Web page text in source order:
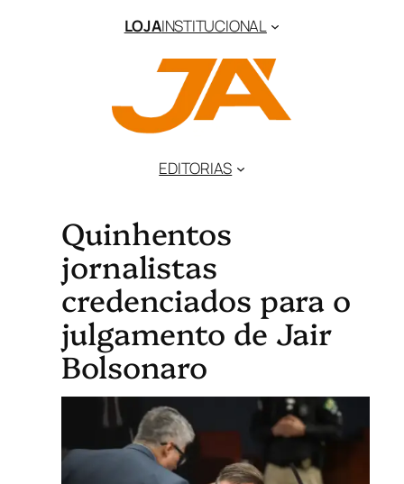
LOJAINSTITUCIONAL
EDITORIAS
Quinhentos
jornalistas
credenciados para o
julgamento de Jair
Bolsonaro